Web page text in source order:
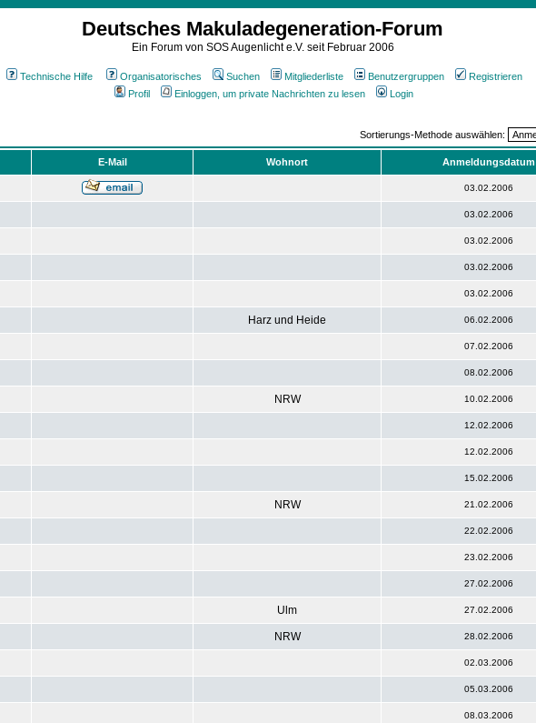
Deutsches Makuladegeneration-Forum
Ein Forum von SOS Augenlicht e.V. seit Februar 2006
Technische Hilfe Organisatorisches Suchen Mitgliederliste Benutzergruppen
Registrieren
Profil
Einloggen, um private Nachrichten zu lesen Login
Sortierungs-Methode auswählen:
E-Mail Wohnort Anmeldungsdatum
03.02.2006
03.02.2006
03.02.2006
03.02.2006
03.02.2006
Harz und Heide 06.02.2006
07.02.2006
08.02.2006
NRW 10.02.2006
12.02.2006
12.02.2006
15.02.2006
NRW 21.02.2006
22.02.2006
23.02.2006
27.02.2006
Ulm 27.02.2006
NRW 28.02.2006
02.03.2006
05.03.2006
08.03.2006